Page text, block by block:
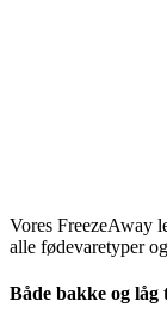
Vores FreezeAway
alle fødevaretyper
Både bakke og låg